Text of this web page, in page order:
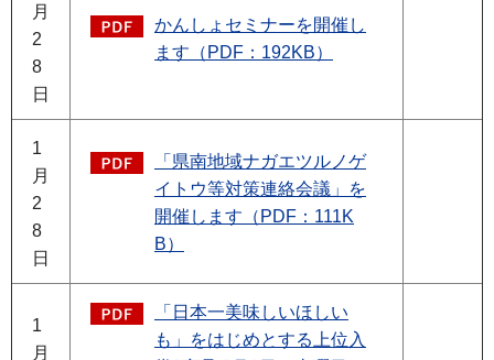
月
2
8
日
かんしょセミナーを開催し
ます（PDF：192KB）
1
月
2
8
日
「県南地域ナガエツルノゲ
イトウ等対策連絡会議」を
開催します（PDF：111K
B）
1
月
「日本一美味しいほしい
も」をはじめとする上位入